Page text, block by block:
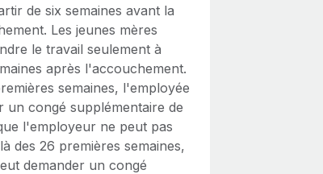
de six semaines avant la
Les jeunes mères
le travail seulement à
après l'accouchement.
semaines, l'employée
un congé supplémentaire de
l'employeur ne peut pas
des 26 premières semaines,
demander un congé